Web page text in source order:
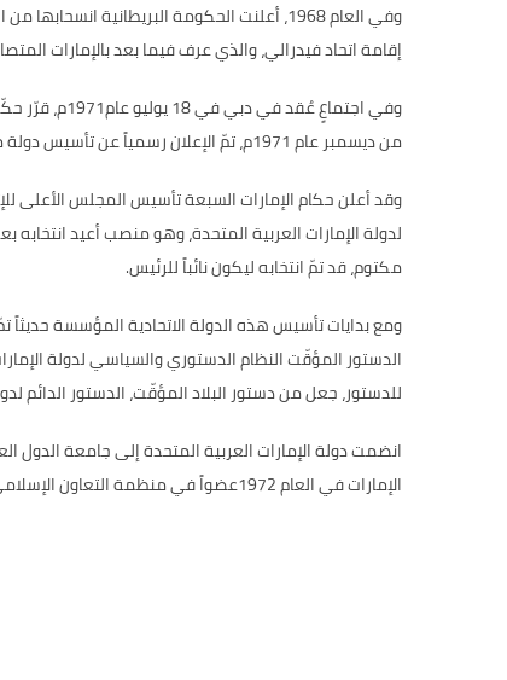
وفي العام1968، أعلنت الحكومة البريطانية انسحابها من
إقامة اتحاد فيدرالي، والذي عرف فيما بعد بالإمارات
وفي اجتماعٍ عُقد في دبي في18يوليو عام1971م، قرّر
من ديسمبر عام1971م، تمّ الإعلان رسمياً عن تأسيس
وقد أعلن حكام الإمارات السبعة تأسيس المجلس الأعلى
لدولة الإمارات العربية المتحدة، وهو منصب أعيد
مكتوم، قد تمّ انتخابه ليكون نائباً للرئيس.
ومع بدايات تأسيس هذه الدولة الاتحادية المؤسسة
الدستور المؤقّت النظام الدستوري والسياسي لدولة
للدستور، جعل من دستور البلاد المؤقّت، الدستور الدائم
انضمت دولة الإمارات العربية المتحدة إلى جامعة الدول
الإمارات في العام1972عضواً في منظمة التعاون